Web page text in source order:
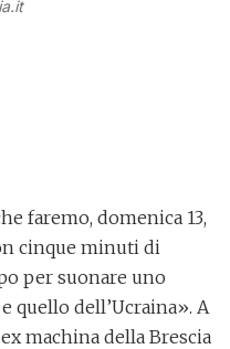
faremo, domenica 13,
cinque minuti di
per suonare uno
quello dell’Ucraina». A
machina della Brescia